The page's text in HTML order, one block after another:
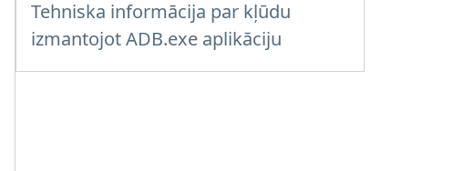
Tehniska informācija par kļūdu
izmantojot ADB.exe aplikāciju